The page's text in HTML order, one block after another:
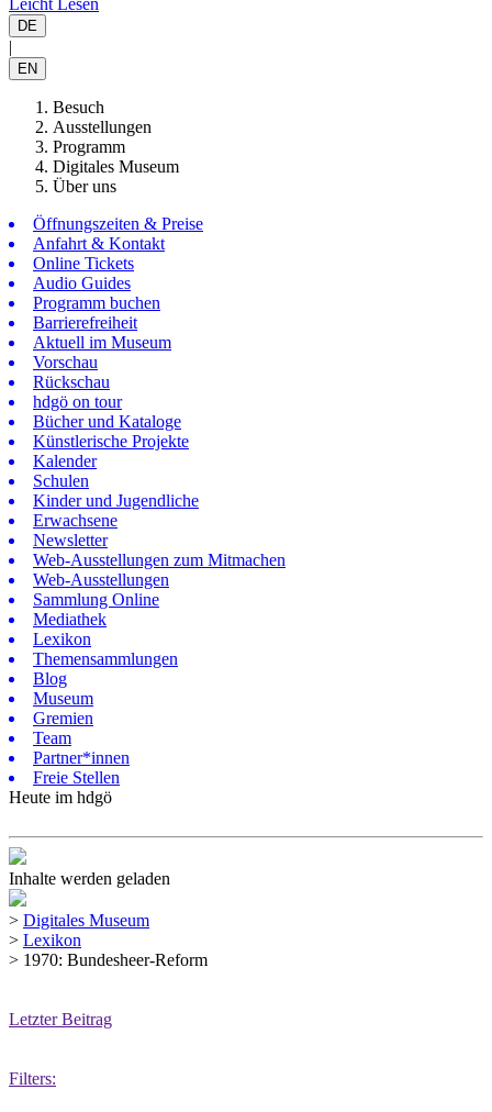
Leicht Lesen
DE
|
EN
Besuch
Ausstellungen
Programm
Digitales Museum
Über uns
Öffnungszeiten & Preise
Anfahrt & Kontakt
Online Tickets
Audio Guides
Programm buchen
Barrierefreiheit
Aktuell im Museum
Vorschau
Rückschau
hdgö on tour
Bücher und Kataloge
Künstlerische Projekte
Kalender
Schulen
Kinder und Jugendliche
Erwachsene
Newsletter
Web-Ausstellungen zum Mitmachen
Web-Ausstellungen
Sammlung Online
Mediathek
Lexikon
Themensammlungen
Blog
Museum
Gremien
Team
Partner*innen
Freie Stellen
Heute im hdgö
Inhalte werden geladen
> Digitales Museum
> Lexikon
> 1970: Bundesheer-Reform
Letzter Beitrag
Filters: